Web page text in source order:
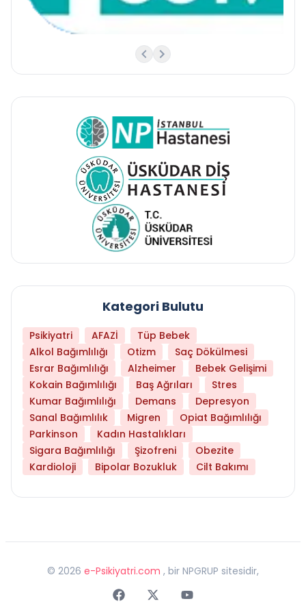
Kategori Bulutu
Psikiyatri AFAZİ
Tüp Bebek
Alkol Bağımlılığı
Otizm
Saç Dökülmesi
Esrar Bağımlılığı
Alzheimer
Bebek Gelişimi
Kokain Bağımlılığı
Baş Ağrıları
Stres
Kumar Bağımlılığı
Demans
Depresyon
Sanal Bağımlılık
Migren
Opiat Bağımlılığı
Parkinson
Kadın Hastalıkları
Sigara Bağımlılığı
Şizofreni
Obezite
Kardioloji
Bipolar Bozukluk Cilt Bakımı
© 2026 e-Psikiyatri.com , bir NPGRUP sitesidir,